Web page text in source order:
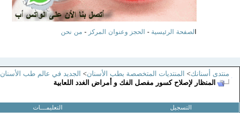
الصفحة الرئيسية - الحجز وعنوان المركز - من نحن
منتدى أسنانك> المنتديات المتخصصة بطب الأسنان> الجديد في عالم طب الأسنان
المنظار لإصلاح كسور مفصل الفك و أمراض الغدد اللعابية
التسجيل التعليمـــات